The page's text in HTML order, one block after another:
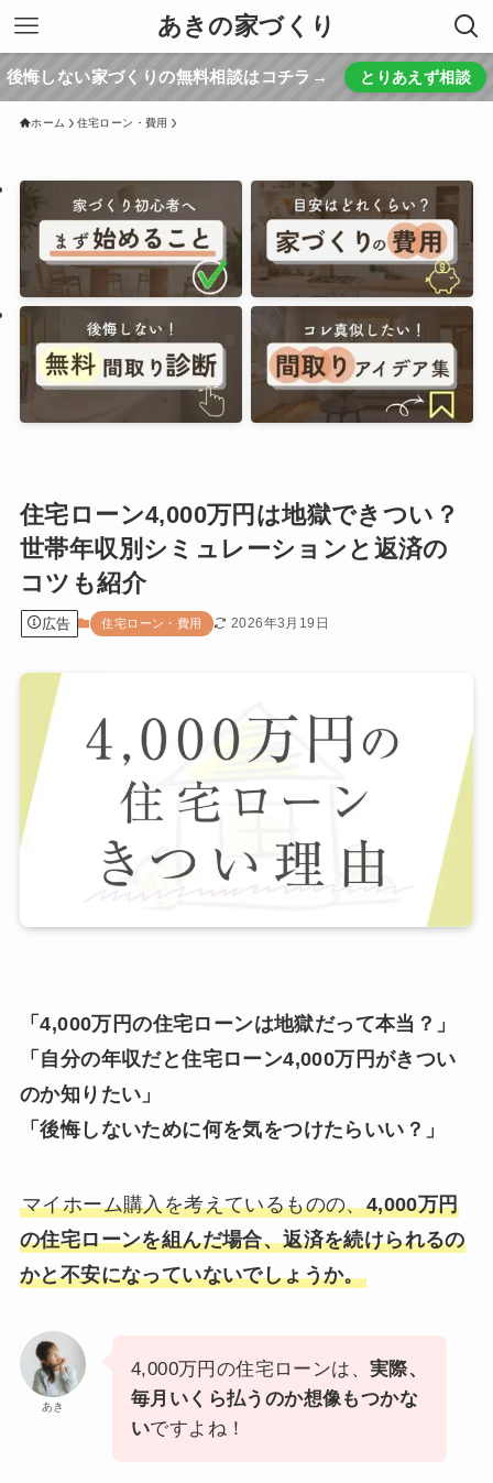
あきの家づくり
後悔しない家づくりの無料相談はコチラ→ とりあえず相談
ホーム 住宅ローン・費用
住宅ローン4,000万円は地獄できつい？
世帯年収別シミュレーションと返済の
コツも紹介
広告 住宅ローン・費用 2026年3月19日
「4,000万円の住宅ローンは地獄だって本当？」
「自分の年収だと住宅ローン4,000万円がきつい
のか知りたい 」
「後悔しないために何を気をつけたらいい？」
マイホーム購入を考えているものの、4,000万円
の住宅ローンを組んだ場合、返済を続けられるの
かと不安になっていないでしょうか。
あき
4,000万円の住宅ローンは、 実際、
毎月いくら払うのか想像もつかな
いですよね！